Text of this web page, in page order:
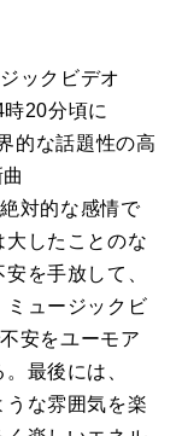
ックビデオ
時20分頃に
的な話題性の高
対的な感情で
大したことのな
を手放して、
ミュージックビ
不安をユーモア
最後には、
うな雰囲気を楽